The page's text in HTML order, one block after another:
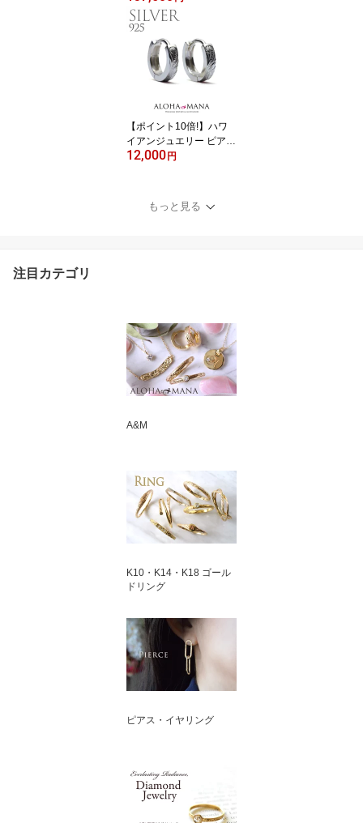
ント ゴールドネックレス
k18 18金 コインネックレ
ス ラウンド ゴールド イ
エローゴールド シンプル
刻印 送料無料 リゾート
ファッション アクセサリ
apd1039ae
【ポイント10倍!】ハワ
イアンジュエリー ピアス
スクロール ソリッド フ
12,000円
もっと見る
注目カテゴリ
A&M
K10・K14・K18 ゴール
ドリング
ピアス・イヤリング